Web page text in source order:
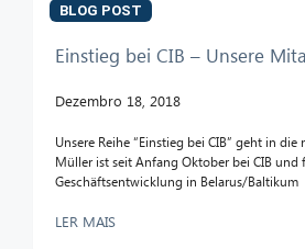
BLOG POST
Einstieg bei CIB – Unsere
Dezembro 18, 2018
Unsere Reihe “Einstieg bei CIB” geht in die
Müller ist seit Anfang Oktober bei CIB und
Geschäftsentwicklung in Belarus/Baltikum
LER MAIS
Olá! O que posso fazer por si?